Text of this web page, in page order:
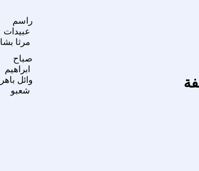
راسم
عبيدات
مرثا
صباح
ابراهيم
وائل باهر
شعبو